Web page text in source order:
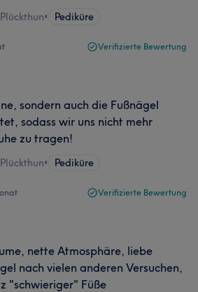
• Pediküre
Verifizierte Bewertung
sondern auch die Fußnägel
sodass wir uns nicht mehr
zu tragen!
• Pediküre
Verifizierte Bewertung
nette Atmosphäre, liebe
nach vielen anderen Versuchen,
"schwieriger" Füße